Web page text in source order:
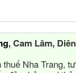
, Cam Lâm,
Nha Trang,